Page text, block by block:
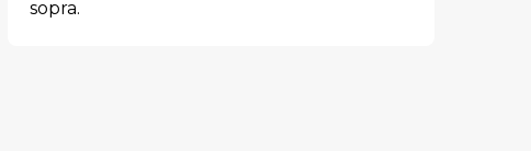
sopra.